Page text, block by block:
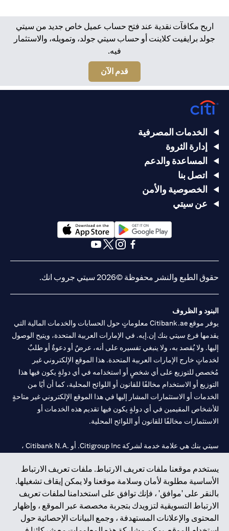
اربح مكافآت نقدية عند فتح حساب عميل خاص جديد من سيتي
جولد برايفيت كلاينت أو حساب سيتي جولد، وتمويله، والاستثمار
فيه.
قدم الآن
يستخدم موقعنا ملفات تعريف الارتباط. ملفات تعريف الارتباط
الأساسية مطلوبة لأمان وسلامة موقعنا ولا يمكن إيقاف تشغيلها.
بالنقر على 'موافق' ، فإنك توافق على استخدامنا لملفات تعريف
الارتباط التسويقية لتزويدك بتجربة مخصصة عبر الموقع ، وإظهار
المحتوى والإعلانات المستهدفة ، وجمع البيانات الإحصائية حول
الخدمات المصرفية
إدارة الثروة
المساعدة والدعم
اتصل بنا
الخصوصية والأمن
عن سيتي
(opens in a new tab)
حقوق الطبع والنشر محفوظة ©2026 سيتي جروب انك.
البنود و الظروف
يوفر موقع Citibank.ae معلوماتٍ حول الحسابات والخدمات المالية التي
يقدمها فرع سيتي بنك إن.إيه. في الإمارات العربية المتحدة، ويتيح الوصول
إليها. ولا يُقصد به، ولا ينبغي تفسيره على أنه، عرضٌ أو دعوةٌ أو طلبٌ
لخدماتٍ خارج الإمارات العربية المتحدة. هذا الموقع الإلكتروني غير
مُخصص للتوزيع على أي شخصٍ أو استخدامه في أي دولةٍ يكون فيها هذا
التوزيع أو الاستخدام مخالفًا للقانون أو اللوائح المحلية، كما أن أيًا من
الخدمات أو الاستثمارات المشار إليها في هذا الموقع الإلكتروني غير متاحةٍ
للأشخاص المقيمين في أي دولةٍ يكون فيها تقديم هذه الخدمات أو
الاستثمارات مخالفًا للقانون أو اللوائح المحلية.
سيتي بنك هي علامة خدمة لشركة Citigroup Inc. أو .Citibank N.A ،
سيتي بنك إن. إيه. الإمارات مسجل لدى مصرف الإمارات المركزي تحت
أرقام التراخيص 202563 لفرع الوصل في دبي، 531989 لفرع مول
الإمارات في دبي، وCN-1002019لفرع أبوظبي. هاتف: 4000 311 04.
فرع سيتي بنك إن إيه - الإمارات العربية المتحدة مرخص من مصرف